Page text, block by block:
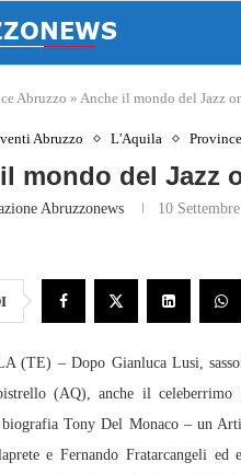
Abruzzo » Anche il mondo del Jazz
Abruzzo L'Aquila
mondo del Jazz
Abruzzonews 10
(TE) – Dopo Gianluca Lusi,
(AQ), anche il celeberrimo
biografia Tony Del Monaco – un
e Fernando Fratarcangeli ed